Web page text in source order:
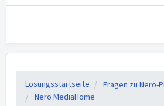
Lösungsstartseite
Fragen zu Nero-
Nero MediaHome